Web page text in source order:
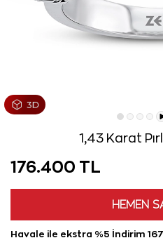
1,43 Karat
176.400 TL
HEMEN
Havale ile ekstra %5 İndirim